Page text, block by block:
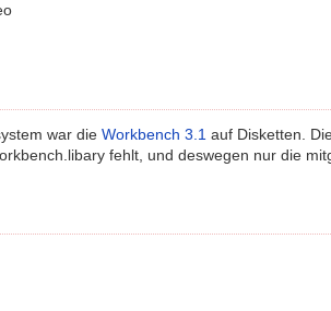
war die Workbench 3.1 auf Disketten.
fehlt, und deswegen nur die